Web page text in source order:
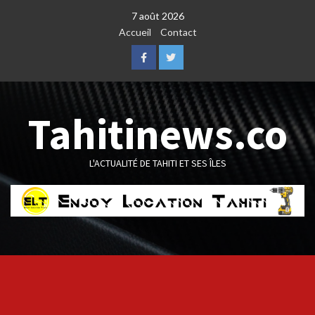
7 août 2026
Accueil
Contact
FacebookTwitter
Tahitinews.co
L'ACTUALITÉ DE TAHITI ET SES ÎLES